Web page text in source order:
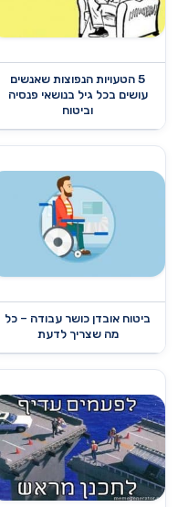
5 הטעויות הנפוצות שאנשים
עושים בכל גיל בנושאי פנסיה
וביטוח
ביטוח אובדן כושר עבודה – כל
מה שצריך לדעת